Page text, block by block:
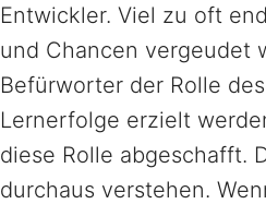
Entwickler. Viel zu oft
und Chancen vergeudet
Befürworter der Rolle
Lernerfolge erzielt
diese Rolle abgeschafft.
durchaus verstehen.